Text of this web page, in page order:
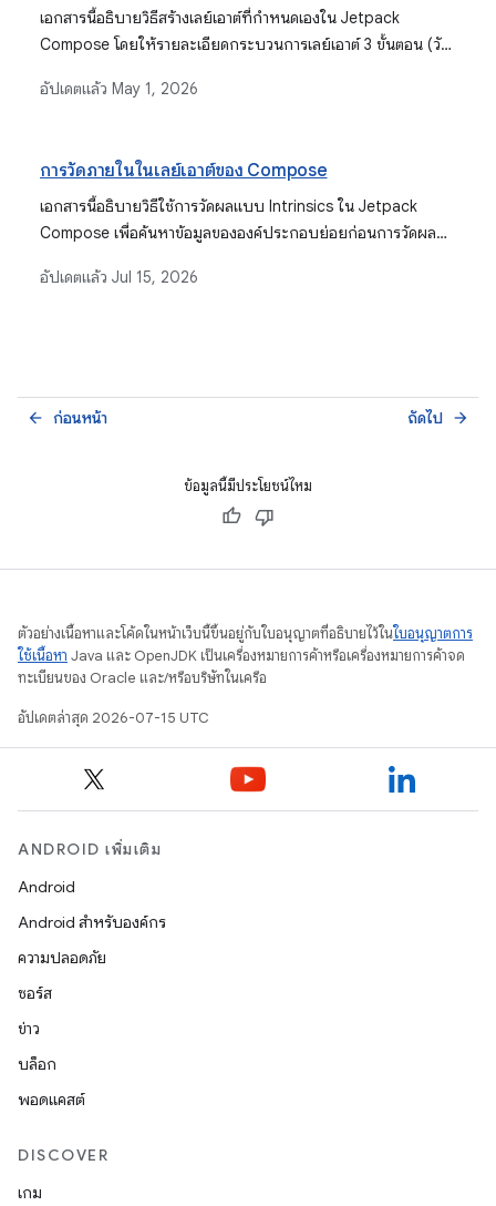
เอกสารนี้อธิบายวิธีสร้างเลย์เอาต์ที่กำหนดเองใน Jetpack
Compose โดยให้รายละเอียดกระบวนการเลย์เอาต์ 3 ขั้นตอน (วัด
`layout` และ Composable `Layout` สำหรับการจัดวางและการ
อัปเดตแล้ว May 1, 2026
การวัดภายในในเลย์เอาต์ของ Compose
เอกสารนี้อธิบายวิธีใช้การวัดผลแบบ Intrinsics ใน Jetpack
Compose เพื่อค้นหาข้อมูลขององค์ประกอบย่อยก่อนการวัดผล
ประกอบอย่างถูกต้อง
อัปเดตแล้ว Jul 15, 2026
ก่อนหน้า
arrow_back ถัดไป arrow_forward
ข้อมูลนี้มีประโยชน์ไหม
ตัวอย่างเนื้อหาและโค้ดในหน้าเว็บนี้ขึ้นอยู่กับใบอนุญาตที่อธิบายไว้ในใบอนุญาตการ
ใช้เนื้อหา Java และ OpenJDK เป็นเครื่องหมายการค้าหรือเครื่องหมายการค้าจด
ทะเบียนของ Oracle และ/หรือบริษัทในเครือ
อัปเดตล่าสุด 2026-07-15 UTC
ANDROID เพิ่มเติม
Android
Android สำหรับองค์กร
ความปลอดภัย
ซอร์ส
ข่าว
บล็อก
พอดแคสต์
DISCOVER
เกม